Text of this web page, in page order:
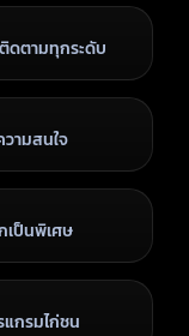
ดตามทุกระดับ
วามสนใจ
ป็นพิเศษ
กรมไก่ชน